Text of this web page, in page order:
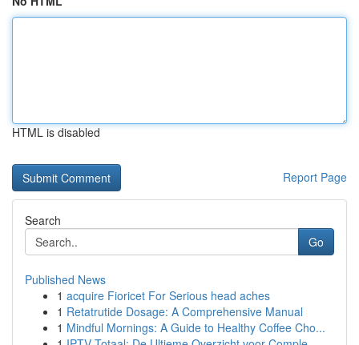
HTML is disabled
Report Page
Search
Go
Published News
1 acquire Fioricet For Serious head aches
1 Retatrutide Dosage: A Comprehensive Manual
1 Mindful Mornings: A Guide to Healthy Coffee Cho...